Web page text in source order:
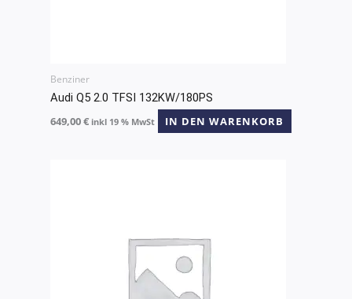
Benziner
Audi Q5 2.0 TFSI 132KW/180PS
649,00€ inkl 19 % MwSt IN DEN WARENKORB